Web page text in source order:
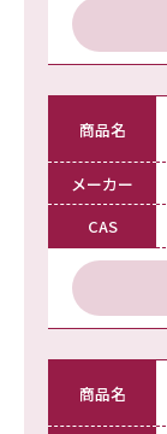
商品名
メーカー
CAS
商品名